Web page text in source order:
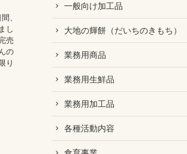
、
し
売
の
り
一般向け加工品
大地の輝餅（だいちのきもち）
業務用商品
業務用生鮮品
業務用加工品
各種活動内容